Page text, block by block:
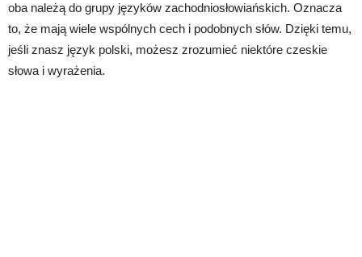
oba należą do grupy języków zachodniosłowiańskich. Oznacza
to, że mają wiele wspólnych cech i podobnych słów. Dzięki temu,
jeśli znasz język polski, możesz zrozumieć niektóre czeskie
słowa i wyrażenia.